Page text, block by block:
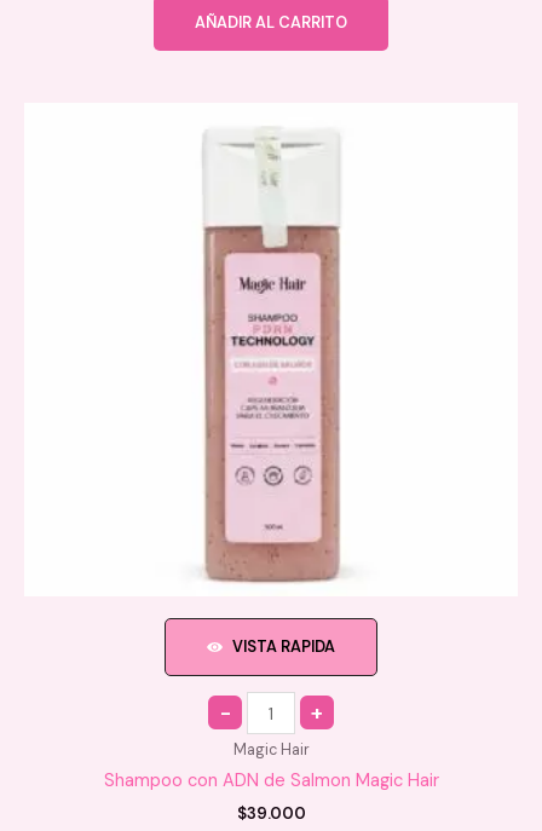
AÑADIR AL CARRITO
VISTA RAPIDA
Quantity
Magic Hair
Shampoo con ADN de Salmon Magic Hair
$39.000